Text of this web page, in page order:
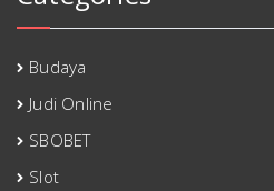
Budaya
Judi Online
SBOBET
Slot